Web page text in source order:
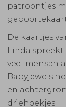
patroontjes
De kaartjes
Linda
veel mensen
Babyjewels
en
driehoekjes.